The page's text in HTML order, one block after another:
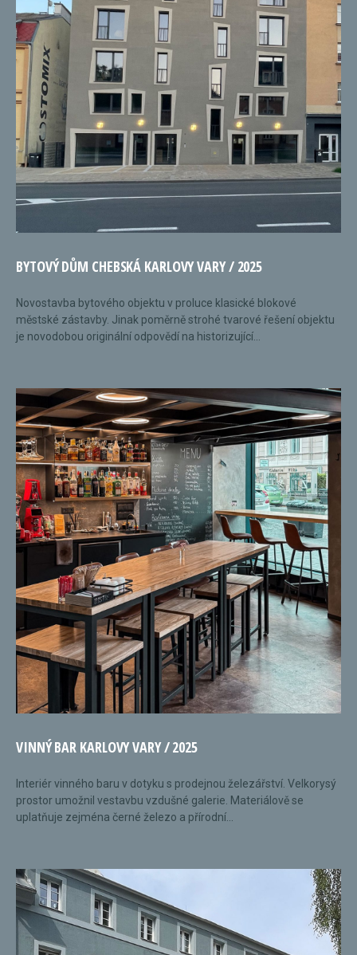
BYTOVÝ DŮM CHEBSKÁ KARLOVY VARY / 2025
Novostavba bytového objektu v proluce klasické blokové
městské zástavby. Jinak poměrně strohé tvarové řešení objektu
je novodobou originální odpovědí na historizující...
VINNÝ BAR KARLOVY VARY / 2025
Interiér vinného baru v dotyku s prodejnou železářství. Velkorysý
prostor umožnil vestavbu vzdušné galerie. Materiálově se
uplatňuje zejména černé železo a přírodní...